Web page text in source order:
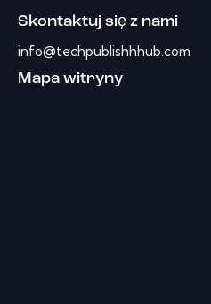
Skontaktuj się z nami
info@techpublishhhub.com
Mapa witryny